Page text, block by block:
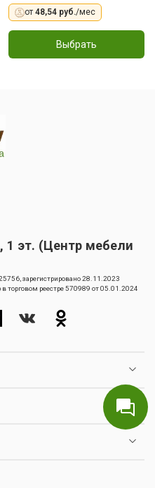
от 48,54 руб./мес
Выбрать
1 эт. (Центр мебели
зарегистрировано 28.11.2023
торговом реестре 570989 от 05.01.2024